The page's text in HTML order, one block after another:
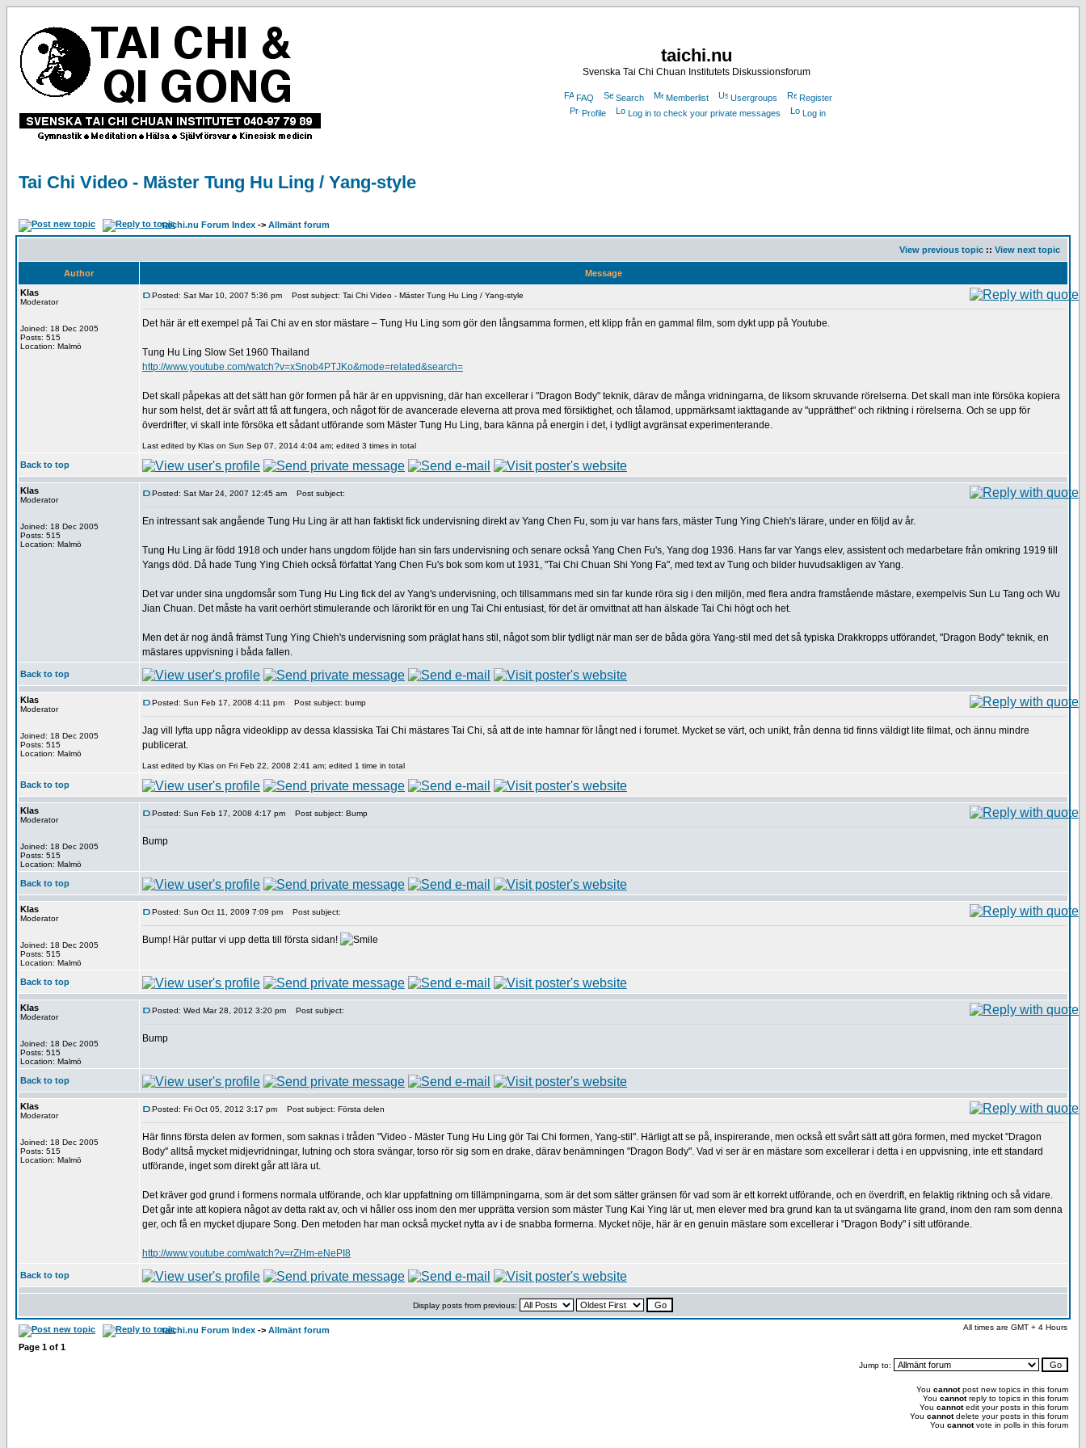
taichi.nu
Svenska Tai Chi Chuan Institutets Diskussionsforum
FAQ Search Memberlist Usergroups
Register
Profile
Log in to check your private messages Log in
Tai Chi Video - Mäster Tung Hu Ling / Yang-style
taichi.nu Forum Index -> Allmänt forum
View previous topic :: View next topic
Author
Message
Klas
Moderator
Joined: 18 Dec 2005
Posts: 515
Location: Malmö
Posted: Sat Mar 10, 2007 5:36 pm Post subject: Tai Chi Video - Mäster Tung Hu Ling / Yang-style
Det här är ett exempel på Tai Chi av en stor mästare – Tung Hu Ling som gör den långsamma formen, ett klipp från en gammal film, som dykt upp på Youtube.
Tung Hu Ling Slow Set 1960 Thailand
http://www.youtube.com/watch?v=xSnob4PTJKo&mode=related&search=
Det skall påpekas att det sätt han gör formen på här är en uppvisning, där han excellerar i "Dragon Body" teknik, därav de många vridningarna, de liksom skruvande rörelserna. Det skall man inte försöka kopiera
hur som helst, det är svårt att få att fungera, och något för de avancerade eleverna att prova med försiktighet, och tålamod, uppmärksamt iakttagande av "upprätthet" och riktning i rörelserna. Och se upp för
överdrifter, vi skall inte försöka ett sådant utförande som Mäster Tung Hu Ling, bara känna på energin i det, i tydligt avgränsat experimenterande.
Last edited by Klas on Sun Sep 07, 2014 4:04 am; edited 3 times in total
Back to top
Klas
Moderator
Joined: 18 Dec 2005
Posts: 515
Location: Malmö
Posted: Sat Mar 24, 2007 12:45 am Post subject:
En intressant sak angående Tung Hu Ling är att han faktiskt fick undervisning direkt av Yang Chen Fu, som ju var hans fars, mäster Tung Ying Chieh's lärare, under en följd av år.
Tung Hu Ling är född 1918 och under hans ungdom följde han sin fars undervisning och senare också Yang Chen Fu's, Yang dog 1936. Hans far var Yangs elev, assistent och medarbetare från omkring 1919 till
Yangs död. Då hade Tung Ying Chieh också författat Yang Chen Fu's bok som kom ut 1931, "Tai Chi Chuan Shi Yong Fa", med text av Tung och bilder huvudsakligen av Yang.
Det var under sina ungdomsår som Tung Hu Ling fick del av Yang's undervisning, och tillsammans med sin far kunde röra sig i den miljön, med flera andra framstående mästare, exempelvis Sun Lu Tang och Wu
Jian Chuan. Det måste ha varit oerhört stimulerande och lärorikt för en ung Tai Chi entusiast, för det är omvittnat att han älskade Tai Chi högt och het.
Men det är nog ändå främst Tung Ying Chieh's undervisning som präglat hans stil, något som blir tydligt när man ser de båda göra Yang-stil med det så typiska Drakkropps utförandet, "Dragon Body" teknik, en
mästares uppvisning i båda fallen.
Back to top
Klas
Moderator
Joined: 18 Dec 2005
Posts: 515
Location: Malmö
Posted: Sun Feb 17, 2008 4:11 pm Post subject: bump
Jag vill lyfta upp några videoklipp av dessa klassiska Tai Chi mästares Tai Chi, så att de inte hamnar för långt ned i forumet. Mycket se värt, och unikt, från denna tid finns väldigt lite filmat, och ännu mindre
publicerat.
Last edited by Klas on Fri Feb 22, 2008 2:41 am; edited 1 time in total
Back to top
Klas
Moderator
Joined: 18 Dec 2005
Posts: 515
Location: Malmö
Posted: Sun Feb 17, 2008 4:17 pm Post subject: Bump
Bump
Back to top
Klas
Moderator
Joined: 18 Dec 2005
Posts: 515
Location: Malmö
Posted: Sun Oct 11, 2009 7:09 pm Post subject:
Bump! Här puttar vi upp detta till första sidan!
Back to top
Klas
Moderator
Joined: 18 Dec 2005
Posts: 515
Location: Malmö
Posted: Wed Mar 28, 2012 3:20 pm Post subject:
Bump
Back to top
Klas
Moderator
Joined: 18 Dec 2005
Posts: 515
Location: Malmö
Posted: Fri Oct 05, 2012 3:17 pm Post subject: Första delen
Här finns första delen av formen, som saknas i tråden "Video - Mäster Tung Hu Ling gör Tai Chi formen, Yang-stil". Härligt att se på, inspirerande, men också ett svårt sätt att göra formen, med mycket "Dragon
Body" alltså mycket midjevridningar, lutning och stora svängar, torso rör sig som en drake, därav benämningen "Dragon Body". Vad vi ser är en mästare som excellerar i detta i en uppvisning, inte ett standard
utförande, inget som direkt går att lära ut.
Det kräver god grund i formens normala utförande, och klar uppfattning om tillämpningarna, som är det som sätter gränsen för vad som är ett korrekt utförande, och en överdrift, en felaktig riktning och så vidare.
Det går inte att kopiera något av detta rakt av, och vi håller oss inom den mer upprätta version som mäster Tung Kai Ying lär ut, men elever med bra grund kan ta ut svängarna lite grand, inom den ram som denna
ger, och få en mycket djupare Song. Den metoden har man också mycket nytta av i de snabba formerna. Mycket nöje, här är en genuin mästare som excellerar i "Dragon Body" i sitt utförande.
http://www.youtube.com/watch?v=rZHm-eNePI8
Back to top
Display posts from previous:
taichi.nu Forum Index -> Allmänt forum All times are GMT + 4 Hours
Page 1 of 1
Jump to:
You cannotpost new topics in this forum
You cannotreply to topics in this forum
You cannotedit your posts in this forum
You cannotdelete your posts in this forum
You cannotvote in polls in this forum